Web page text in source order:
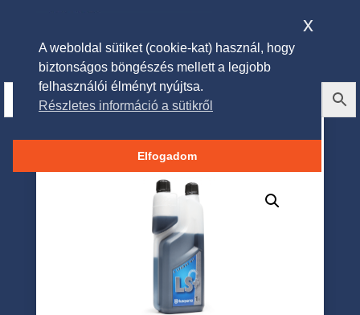
Husqvarna LS+ kétütemű
adalékolaj 1L
A weboldal sütiket (cookie-kat) használ, hogy
biztonságos böngészés mellett a legjobb
felhasználói élményt nyújtsa.
Részletes információ a sütikről
Elfogadom
x